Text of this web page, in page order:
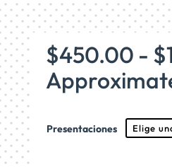
$450.00 - $
Presentaciones